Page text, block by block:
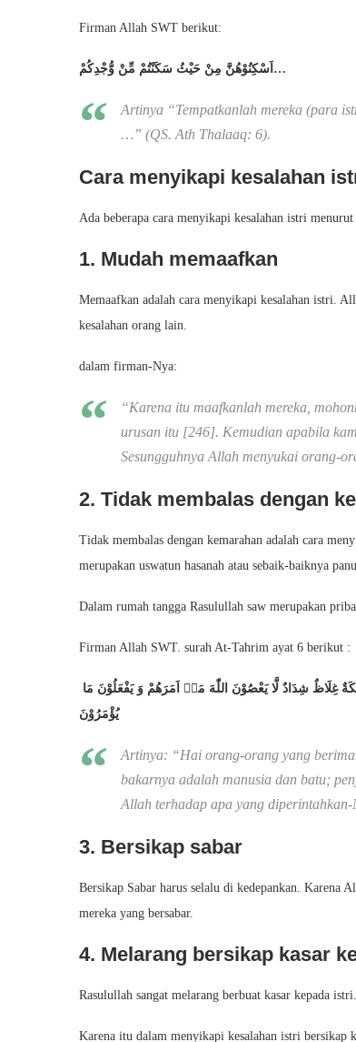
Firman Allah SWT berikut:
اَسْكِنُوْهُنَّ مِنْ حَیْثُ سَكَنْتُمْ مِّنْ وُّجْدِكُمْ…
Artinya “Tempatkanlah mereka (para
…” (QS. Ath Thalaaq: 6).
Cara menyikapi kesalahan
Ada beberapa cara menyikapi kesalahan istri
1. Mudah memaafkan
Memaafkan adalah cara menyikapi kesalahan istri.
kesalahan orang lain.
dalam firman-Nya:
“Karena itu maafkanlah mereka,
urusan itu [246]. Kemudian apabila
Sesungguhnya Allah menyukai orang-
2. Tidak membalas dengan
Tidak membalas dengan kemarahan adalah cara
merupakan uswatun hasanah atau sebaik-baiknya
Dalam rumah tangga Rasulullah saw merupakan
Firman Allah SWT. surah At-Tahrim ayat 6 berikut :
یُؤْمَرُوْنَ
Artinya: “Hai orang-orang yang
bakarnya adalah manusia dan batu;
Allah terhadap apa yang
3. Bersikap sabar
Bersikap Sabar harus selalu di kedepankan. Karena
mereka yang bersabar.
4. Melarang bersikap kasar
Rasulullah sangat melarang berbuat kasar kepada
Karena itu dalam menyikapi kesalahan istri bersikap